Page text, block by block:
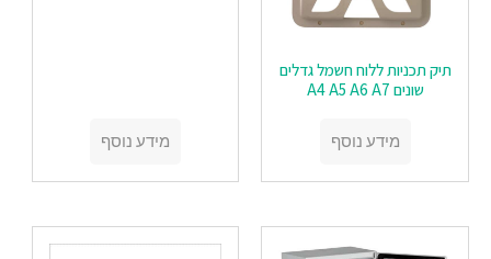
תיק תכניות ללוח חשמל גדלים
שונים A4 A5 A6 A7
מידע נוסף מידע נוסף